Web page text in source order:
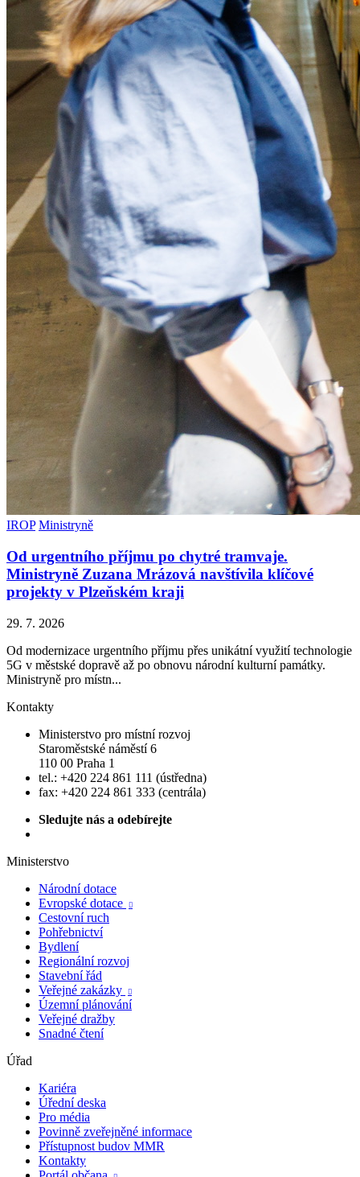
IROP Ministryně
Od urgentního příjmu po chytré tramvaje.
Ministryně Zuzana Mrázová navštívila klíčové
projekty v Plzeňském kraji
29. 7. 2026
Od modernizace urgentního příjmu přes unikátní využití technologie
5G v městské dopravě až po obnovu národní kulturní památky.
Ministryně pro místn...
Kontakty
Ministerstvo pro místní rozvoj
Staroměstské náměstí 6
110 00 Praha 1
tel.: +420 224 861 111 (ústředna)
fax: +420 224 861 333 (centrála)
Sledujte nás a odebírejte
Ministerstvo
Národní dotace
Evropské dotace

Cestovní ruch
Pohřebnictví
Bydlení
Regionální rozvoj
Stavební řád
Veřejné zakázky

Územní plánování
Veřejné dražby
Snadné čtení
Úřad
Kariéra
Úřední deska
Pro média
Povinně zveřejněné informace
Přístupnost budov MMR
Kontakty